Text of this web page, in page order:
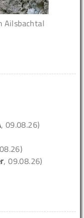
Ailsbachtal
, 09.08.26)
, 09.08.26)